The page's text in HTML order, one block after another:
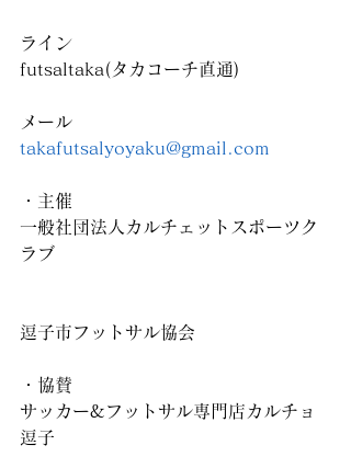
ライン
futsaltaka(タカコーチ直通)
メール
takafutsalyoyaku@gmail.com
・主催
一般社団法人カルチェットスポーツク
ラブ
逗子市フットサル協会
・協賛
サッカー&フットサル専門店カルチョ
逗子